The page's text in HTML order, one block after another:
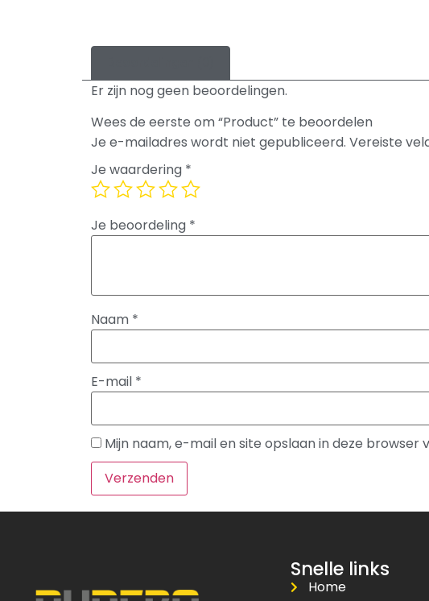
Er zijn nog geen beoordelingen.
Wees de eerste om “Product” te beoordelen
Je e-mailadres wordt niet gepubliceerd. Vereiste
Je waardering *
Je beoordeling *
Naam *
E-mail *
Mijn naam, e-mail en site opslaan in deze
Snelle links
Home